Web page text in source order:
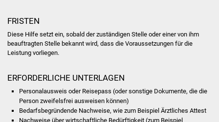
Lokale Agenda
Jugendhaus
Fachteam Jugend
FRISTEN
Diese Hilfe setzt ein, sobald der zuständigen Stelle oder einer von ihm
beauftragten Stelle bekannt wird, dass die Voraussetzungen für die
Leistung vorliegen.
ERFORDERLICHE UNTERLAGEN
Personalausweis oder Reisepass (oder sonstige Dokumente, die die
Person zweifelsfrei ausweisen können)
Bedarfsbegründende Nachweise, wie zum Beispiel Ärztliches Attest
Nachweise über wirtschaftliche Bedürftigkeit (zum Beispiel